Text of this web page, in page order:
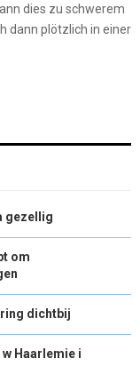
dies zu schwerem
dann plötzlich in einer
gezellig
om
dichtbij
Haarlemie i